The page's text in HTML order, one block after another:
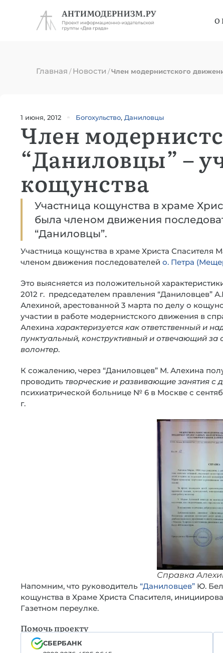
О
Главная /Новости /Член модернистского
1 июня, 2012 Богохульство, Даниловцы
Член
“Даниловцы” –
кощунства
Участница кощунства в храме
была членом движения
“Даниловцы”.
Участница кощунства в храме Христа Спасителя
членом движения последователей о. Петра
Это выясняется из положительной
2012 г. председателем правления “Даниловцев”
Алехиной, арестованной 3 марта по делу о
участии в работе модернистского движения в
Алехинахарактеризуется как ответственный и
пунктуальный, конструктивный и отвечающий за
волонтер.
К сожалению, через “Даниловцев” М. Алехина
проводить творческие и развивающие занятия с
психиатрической больнице № 6 в Москве с
г.
Справка
Напомним, что руководитель “Даниловцев” Ю.
кощунства в Храме Христа Спасителя,
Газетном переулке.
Помочь проекту
СБЕРБАНК